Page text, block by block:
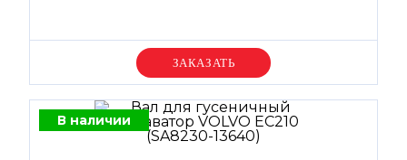
Уточняйте цену
В наличии